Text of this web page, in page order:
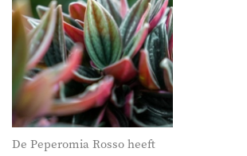
De Peperomia Rosso heeft